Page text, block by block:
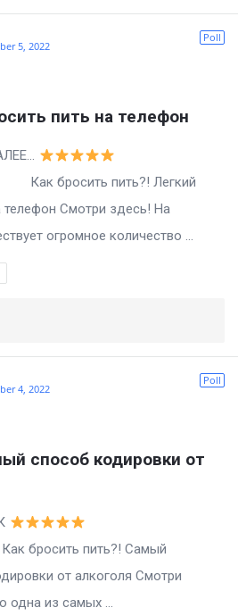
Poll
5, 2022
пить на телефон
пить?! Легкий
телефон Смотри здесь! На
огромное количество ...
Poll
4, 2022
способ кодировки от
пить?! Самый
от алкоголя Смотри
одна из самых ...